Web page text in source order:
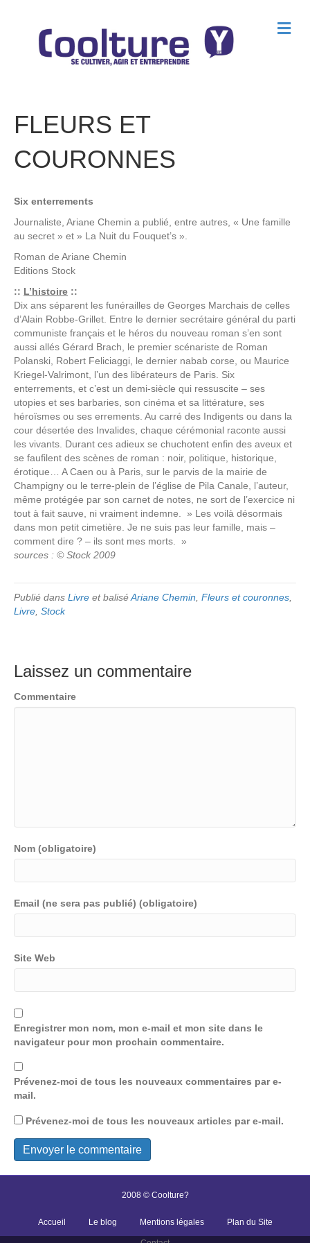
M
e
FLEURS ET
COURONNES
Six enterrements
Journaliste, Ariane Chemin a publié, entre autres, « Une famille
au secret » et » La Nuit du Fouquet’s ».
Roman de Ariane Chemin
Editions Stock
:: L’histoire ::
Dix ans séparent les funérailles de Georges Marchais de celles
d’Alain Robbe-Grillet. Entre le dernier secrétaire général du parti
communiste français et le héros du nouveau roman s’en sont
aussi allés Gérard Brach, le premier scénariste de Roman
Polanski, Robert Feliciaggi, le dernier nabab corse, ou Maurice
Kriegel-Valrimont, l’un des libérateurs de Paris. Six
enterrements, et c’est un demi-siècle qui ressuscite – ses
utopies et ses barbaries, son cinéma et sa littérature, ses
héroïsmes ou ses errements. Au carré des Indigents ou dans la
cour désertée des Invalides, chaque cérémonial raconte aussi
les vivants. Durant ces adieux se chuchotent enfin des aveux et
se faufilent des scènes de roman : noir, politique, historique,
érotique… A Caen ou à Paris, sur le parvis de la mairie de
Champigny ou le terre-plein de l’église de Pila Canale, l’auteur,
même protégée par son carnet de notes, ne sort de l’exercice ni
tout à fait sauve, ni vraiment indemne. » Les voilà désormais
dans mon petit cimetière. Je ne suis pas leur famille, mais –
comment dire ? – ils sont mes morts. »
sources : © Stock 2009
Publié dans Livre et baliséAriane Chemin Fleurs et couronnes
Livre Stock
Laissez un commentaire
Commentaire
Nom (obligatoire)
Email (ne sera pas publié) (obligatoire)
Site Web
Enregistrer mon nom, mon e-mail et mon site dans le
navigateur pour mon prochain commentaire.
Prévenez-moi de tous les nouveaux commentaires par e-
mail.
Prévenez-moi de tous les nouveaux articles par e-mail.
2008 © Coolture?
Accueil Le blog Mentions légales Plan du Site